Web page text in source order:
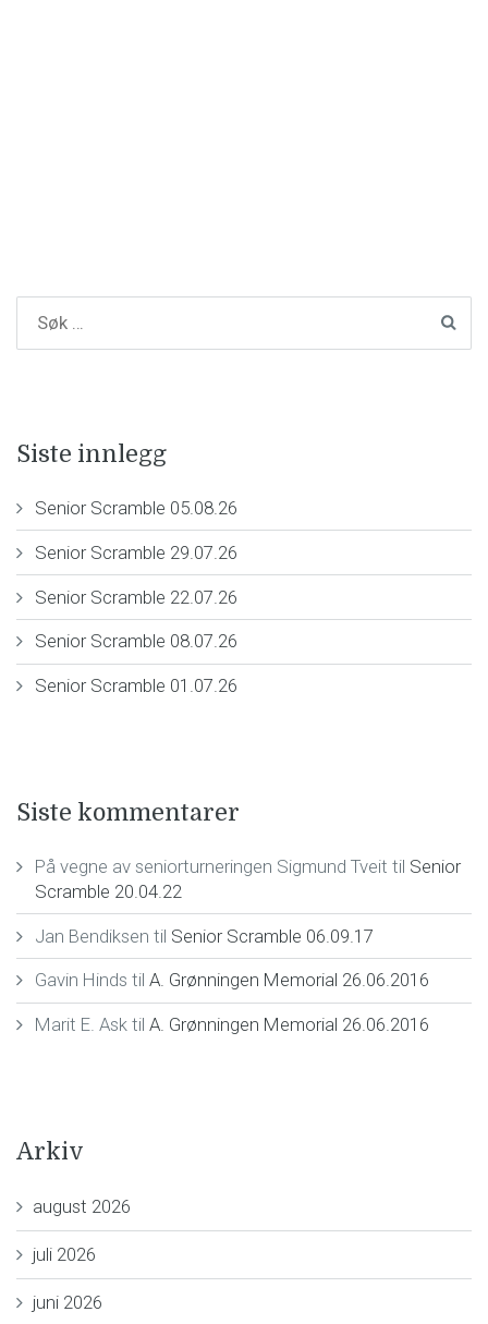
Siste innlegg
Senior Scramble 05.08.26
Senior Scramble 29.07.26
Senior Scramble 22.07.26
Senior Scramble 08.07.26
Senior Scramble 01.07.26
Siste kommentarer
På vegne av seniorturneringen Sigmund Tveit til Senior
Scramble 20.04.22
Jan Bendiksen til Senior Scramble 06.09.17
Gavin Hinds til A. Grønningen Memorial 26.06.2016
Marit E. Asktil A. Grønningen Memorial 26.06.2016
Arkiv
august 2026
juli 2026
juni 2026